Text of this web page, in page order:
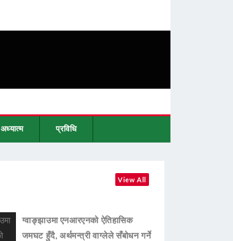
अध्यात्म प्रविधि
View All
ग्वाङ्झाउमा एनआरएनको ऐतिहासिक
जमघट हुँदै, अर्थमन्त्री वाग्लेले सँबोधन गर्ने